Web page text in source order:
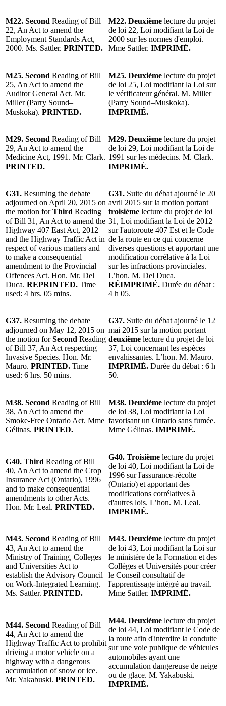
M22. Second Reading of Bill
22, An Act to amend the
Employment Standards Act,
2000. Ms. Sattler. PRINTED.
M22. Deuxième lecture du projet
de loi 22, Loi modifiant la Loi de
2000 sur les normes d'emploi.
Mme Sattler. IMPRIMÉ.
M25. Second Reading of Bill
25, An Act to amend the
Auditor General Act. Mr.
Miller (Parry Sound–
Muskoka). PRINTED.
M25. Deuxième lecture du projet
de loi 25, Loi modifiant la Loi sur
le vérificateur général. M. Miller
(Parry Sound–Muskoka).
IMPRIMÉ.
M29. Second Reading of Bill
29, An Act to amend the
Medicine Act, 1991. Mr. Clark.
PRINTED.
M29. Deuxième lecture du projet
de loi 29, Loi modifiant la Loi de
1991 sur les médecins. M. Clark.
IMPRIMÉ.
G31. Resuming the debate
adjourned on April 20, 2015 on
the motion forThird Reading
of Bill 31, An Act to amend the
Highway 407 East Act, 2012
and the Highway Traffic Act in
respect of various matters and
to make a consequential
amendment to the Provincial
Offences Act. Hon. Mr. Del
Duca. REPRINTED. Time
used: 4 hrs. 05 mins.
G31. Suite du débat ajourné le 20
avril 2015 sur la motion portant
troisième lecture du projet de loi
31, Loi modifiant la Loi de 2012
sur l'autoroute 407 Est et le Code
de la route en ce qui concerne
diverses questions et apportant une
modification corrélative à la Loi
sur les infractions provinciales.
L’hon. M. Del Duca.
RÉIMPRIMÉ. Durée du débat :
4 h 05.
G37. Resuming the debate
adjourned on May 12, 2015 on
the motion forSecond Reading
of Bill 37, An Act respecting
Invasive Species. Hon. Mr.
Mauro. PRINTED. Time
used: 6 hrs. 50 mins.
G37. Suite du débat ajourné le 12
mai 2015 sur la motion portant
deuxième lecture du projet de loi
37, Loi concernant les espèces
envahissantes. L’hon. M. Mauro.
IMPRIMÉ. Durée du débat : 6 h
50.
M38. Second Reading of Bill
38, An Act to amend the
Smoke-Free Ontario Act. Mme
Gélinas. PRINTED.
M38. Deuxième lecture du projet
de loi 38, Loi modifiant la Loi
favorisant un Ontario sans fumée.
Mme Gélinas. IMPRIMÉ.
G40. Third Reading of Bill
40, An Act to amend the Crop
Insurance Act (Ontario), 1996
and to make consequential
amendments to other Acts.
Hon. Mr. Leal. PRINTED.
G40. Troisième lecture du projet
de loi 40, Loi modifiant la Loi de
1996 sur l'assurance-récolte
(Ontario) et apportant des
modifications corrélatives à
d'autres lois. L’hon. M. Leal.
IMPRIMÉ.
M43. Second Reading of Bill
43, An Act to amend the
Ministry of Training, Colleges
and Universities Act to
establish the Advisory Council
on Work-Integrated Learning.
Ms. Sattler. PRINTED.
M43. Deuxième lecture du projet
de loi 43, Loi modifiant la Loi sur
le ministère de la Formation et des
Collèges et Universités pour créer
le Conseil consultatif de
l'apprentissage intégré au travail.
Mme Sattler. IMPRIMÉ.
M44. Second Reading of Bill
44, An Act to amend the
Highway Traffic Act to prohibit
driving a motor vehicle on a
highway with a dangerous
accumulation of snow or ice.
Mr. Yakabuski. PRINTED.
M44. Deuxième lecture du projet
de loi 44, Loi modifiant le Code de
la route afin d'interdire la conduite
sur une voie publique de véhicules
automobiles ayant une
accumulation dangereuse de neige
ou de glace. M. Yakabuski.
IMPRIMÉ.